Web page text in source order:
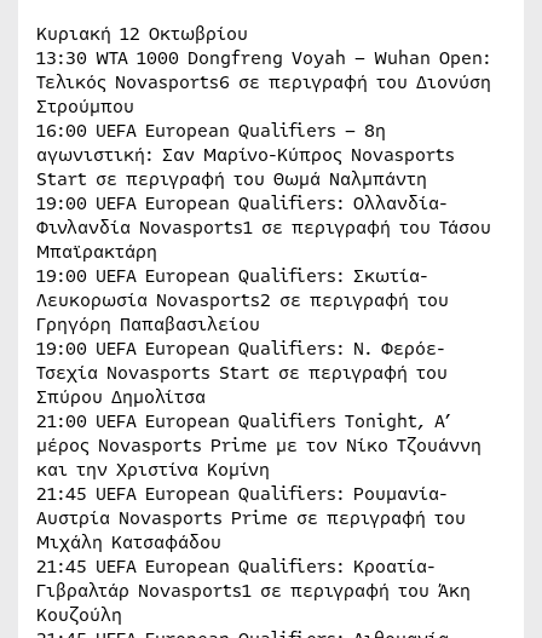
Κυριακή 12 Οκτωβρίου
13:30 WTA 1000 Dongfreng Voyah – Wuhan Open:
Τελικός Novasports6 σε περιγραφή του Διονύση
Στρούμπου
16:00 UEFA European Qualifiers – 8η
αγωνιστική: Σαν Μαρίνο-Κύπρος Novasports
Start σε περιγραφή του Θωμά Ναλμπάντη
19:00 UEFA European Qualifiers: Ολλανδία-
Φινλανδία Novasports1 σε περιγραφή του Τάσου
Μπαϊρακτάρη
19:00 UEFA European Qualifiers: Σκωτία-
Λευκορωσία Novasports2 σε περιγραφή του
Γρηγόρη Παπαβασιλείου
19:00 UEFA European Qualifiers: Ν. Φερόε-
Τσεχία Novasports Start σε περιγραφή του
Σπύρου Δημολίτσα
21:00 UEFA European Qualifiers Tonight, Α’
μέρος Novasports Prime με τον Νίκο Τζουάννη
και την Χριστίνα Κομίνη
21:45 UEFA European Qualifiers: Ρουμανία-
Αυστρία Novasports Prime σε περιγραφή του
Μιχάλη Κατσαφάδου
21:45 UEFA European Qualifiers: Κροατία-
Γιβραλτάρ Novasports1 σε περιγραφή του Άκη
Κουζούλη